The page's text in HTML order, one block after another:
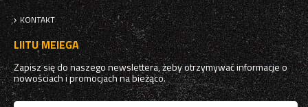
KONTAKT
LIITU MEIEGA
Zapisz się do naszego newslettera, żeby otrzymywać informacje o
nowościach i promocjach na bieżąco.